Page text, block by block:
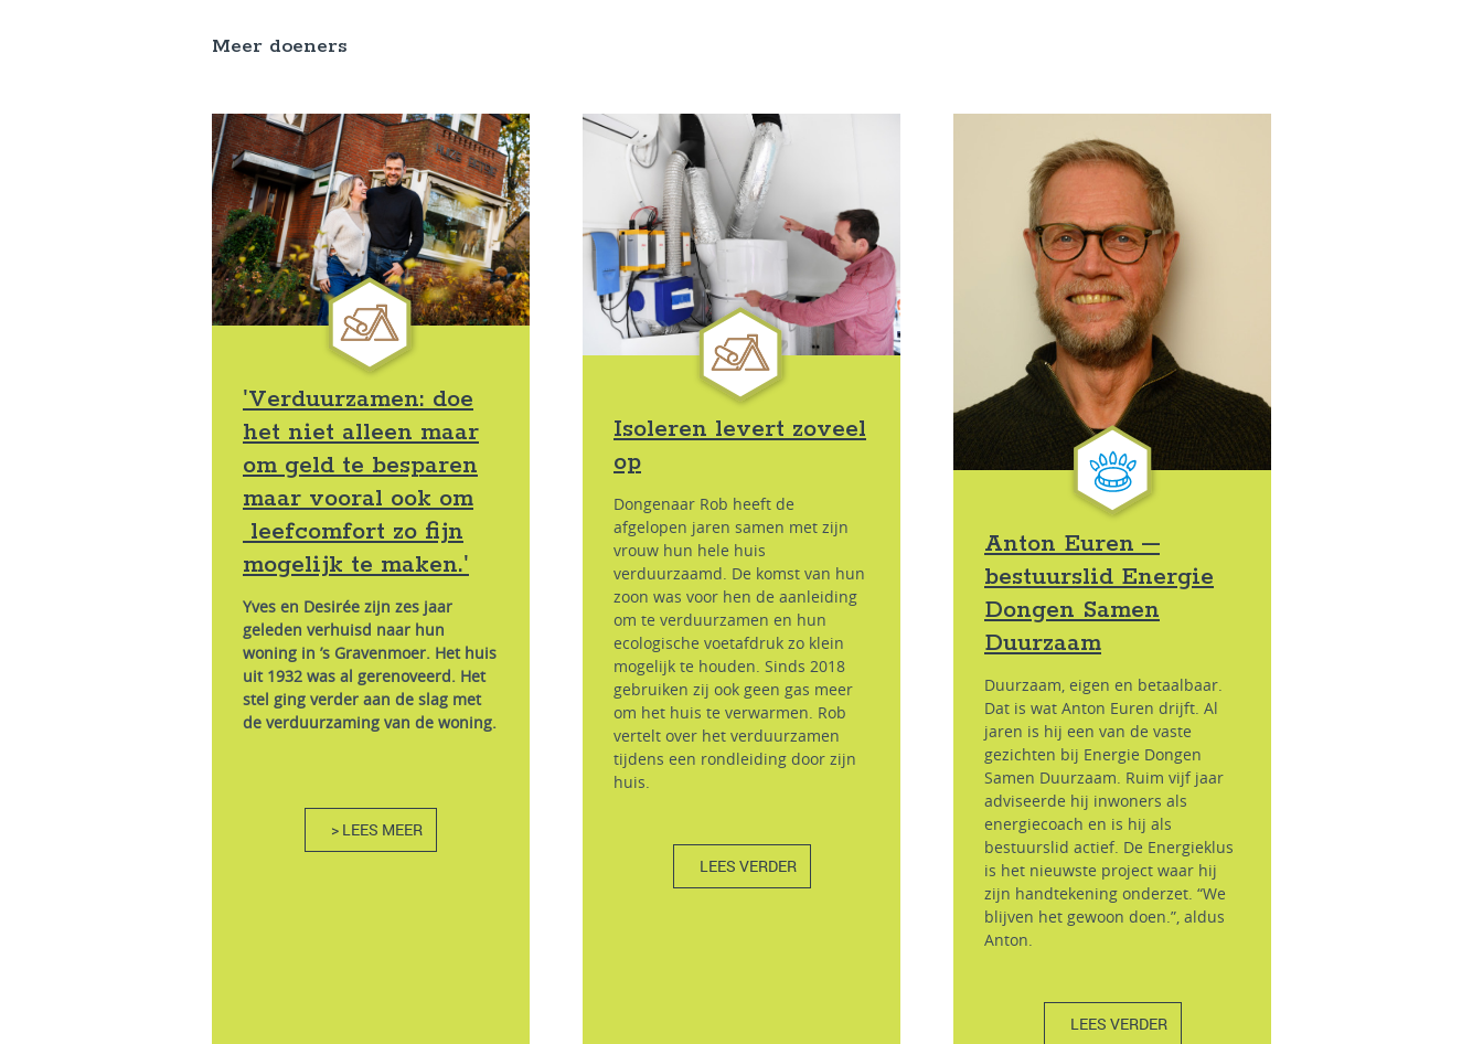
Meer doeners
'Verduurzamen: doe
het niet alleen maar
om geld te besparen
maar vooral ook om
leefcomfort zo fijn
mogelijk te maken.'
Yves en Desirée zijn zes jaar
geleden verhuisd naar hun
woning in ’s Gravenmoer. Het huis
uit 1932 was al gerenoveerd. Het
stel ging verder aan de slag met
de verduurzaming van de woning.
> LEES MEER
Isoleren levert zoveel
op
Dongenaar Rob heeft de
afgelopen jaren samen met zijn
vrouw hun hele huis
verduurzaamd. De komst van hun
zoon was voor hen de aanleiding
om te verduurzamen en hun
ecologische voetafdruk zo klein
mogelijk te houden. Sinds 2018
gebruiken zij ook geen gas meer
om het huis te verwarmen. Rob
vertelt over het verduurzamen
tijdens een rondleiding door zijn
huis.
LEES VERDER
Anton Euren –
bestuurslid Energie
Dongen Samen
Duurzaam
Duurzaam, eigen en betaalbaar.
Dat is wat Anton Euren drijft. Al
jaren is hij een van de vaste
gezichten bij Energie Dongen
Samen Duurzaam. Ruim vijf jaar
adviseerde hij inwoners als
energiecoach en is hij als
bestuurslid actief. De Energieklus
is het nieuwste project waar hij
zijn handtekening onderzet. “We
blijven het gewoon doen.”, aldus
Anton.
LEES VERDER